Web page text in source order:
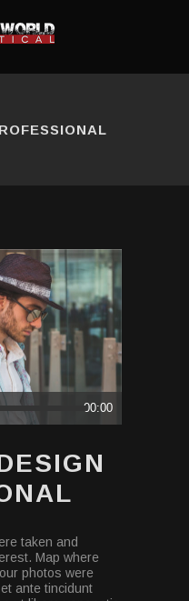
00:00
taken and
Map where
photos were
ante tincidunt